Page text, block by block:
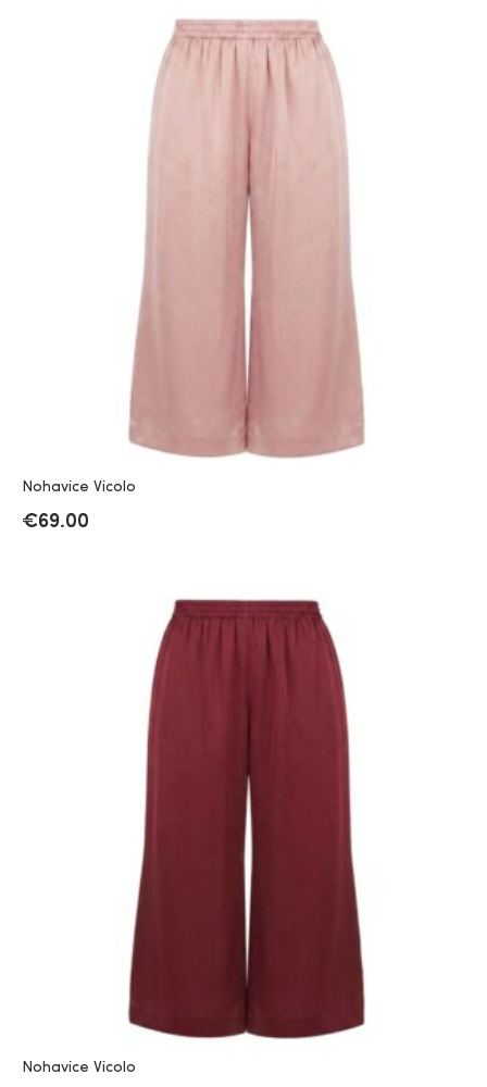
Nohavice Vicolo
€69.00
Nohavice Vicolo